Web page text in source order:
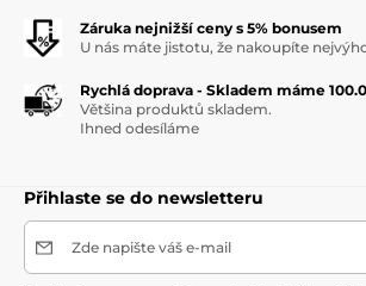
Záruka nejnižší ceny s 5% bonusem
U nás máte jistotu, že nakoupíte
Rychlá doprava - Skladem máme
Většina produktů skladem.
Ihned odesíláme
Přihlaste se do newsletteru
Zde napište váš e-mail